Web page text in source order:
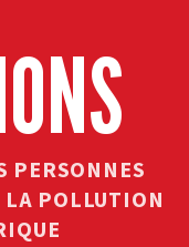
PERSONNES
LA POLLUTION